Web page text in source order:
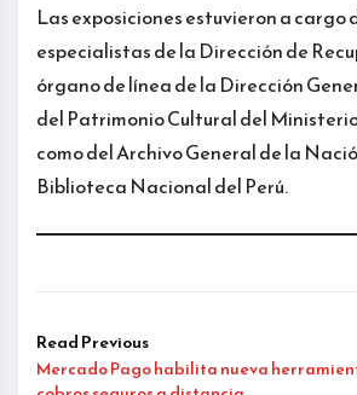
Las exposiciones estuvieron a cargo
especialistas de la Dirección de
órgano de línea de la Dirección
del Patrimonio Cultural del
como del Archivo General de la
Biblioteca Nacional del Perú.
Read Previous
Mercado Pago habilita nueva